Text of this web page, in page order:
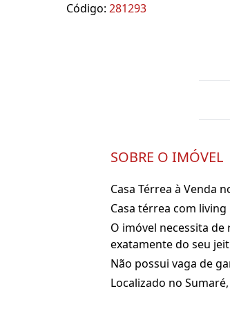
Código: 281293
SOBRE O IMÓVEL
Casa Térrea à Venda
Casa térrea com
O imóvel necessita
exatamente do seu
Não possui vaga de
Localizado no